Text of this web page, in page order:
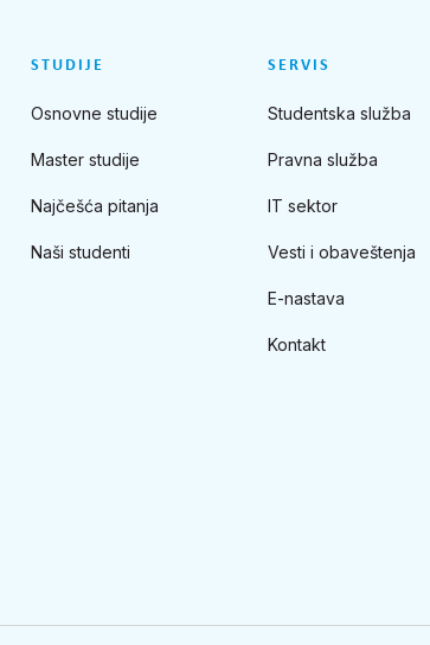
STUDIJE
Osnovne studije
Master studije
Najčešća pitanja
Naši studenti
SERVIS
Studentska služba
Pravna služba
IT sektor
Vesti i obaveštenja
E-nastava
Kontakt